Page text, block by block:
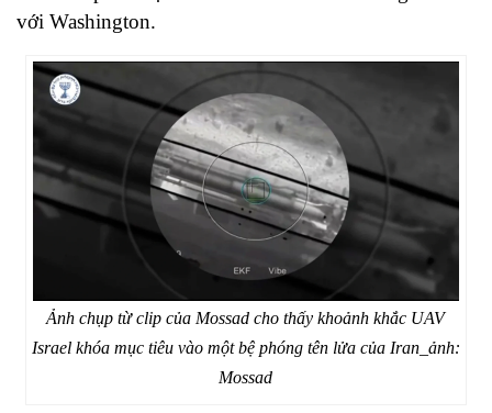
với Washington.
Ảnh chụp từ clip của Mossad cho thấy khoảnh khắc UAV
Israel khóa mục tiêu vào một bệ phóng tên lửa của Iran_ảnh:
Mossad